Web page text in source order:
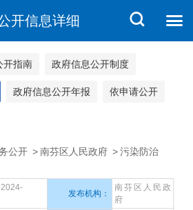
开信息详细
开指南 政府信息公开制度
政府信息公开年报 依申请公开
公开 > 南芬区人民政府 > 污染防治
发布机构：
南芬区人民政
府